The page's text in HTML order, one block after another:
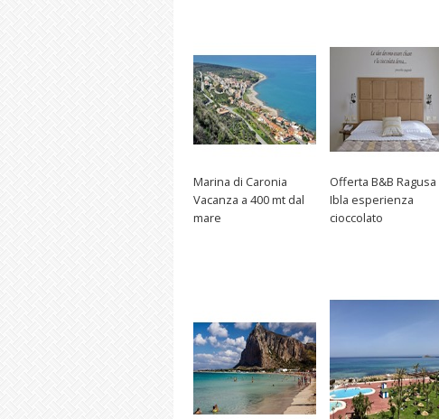
Marina di Caronia
Vacanza a 400 mt dal
mare
Offerta B&B Ragusa
Ibla esperienza
cioccolato